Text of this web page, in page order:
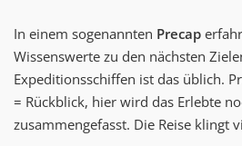
In einem sogenannten Precap
Wissenswerte zu den nächsten
Expeditionsschiffen ist das üblich.
= Rückblick, hier wird das Erlebte
zusammengefasst. Die Reise klingt